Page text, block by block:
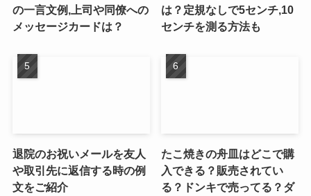
の一言文例,上司や同僚への
メッセージカードは？
は？定規なしで5センチ,10
センチを測る方法も
退院のお祝いメールを友人
や取引先に返信する時の例
文をご紹介
たこ焼きの舟皿はどこで購
入できる？販売されてい
る？ドンキで売ってる？ダ